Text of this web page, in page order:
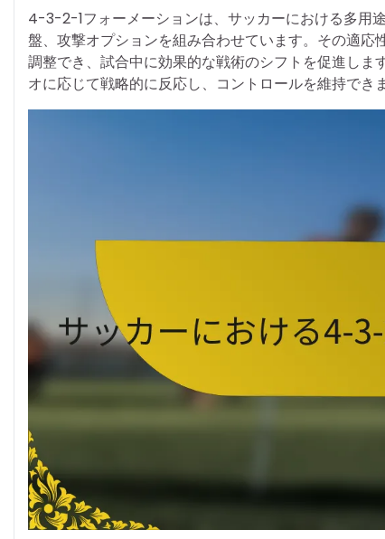
4-3-2-1フォーメーションは、サッカーにおける多用
盤、攻撃オプションを組み合わせています。その適
調整でき、試合中に効果的な戦術のシフトを促進し
オに応じて戦略的に反応し、コントロールを維持できま